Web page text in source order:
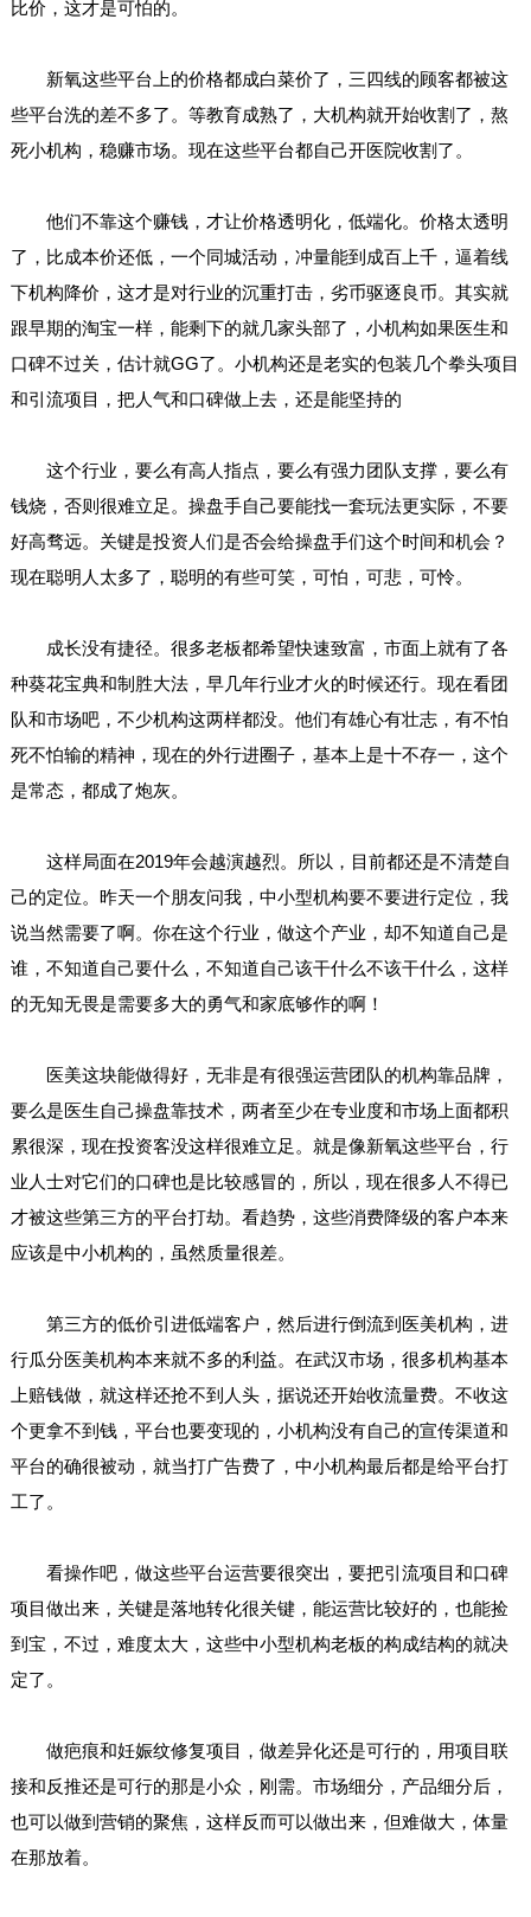
比价，这才是可怕的。
新氧这些平台上的价格都成白菜价了，三四线的顾客都被这
些平台洗的差不多了。等教育成熟了，大机构就开始收割了，熬
死小机构，稳赚市场。现在这些平台都自己开医院收割了。
他们不靠这个赚钱，才让价格透明化，低端化。价格太透明
了，比成本价还低，一个同城活动，冲量能到成百上千，逼着线
下机构降价，这才是对行业的沉重打击，劣币驱逐良币。其实就
跟早期的淘宝一样，能剩下的就几家头部了，小机构如果医生和
口碑不过关，估计就GG了。小机构还是老实的包装几个拳头项目
和引流项目，把人气和口碑做上去，还是能坚持的
这个行业，要么有高人指点，要么有强力团队支撑，要么有
钱烧，否则很难立足。操盘手自己要能找一套玩法更实际，不要
好高骛远。关键是投资人们是否会给操盘手们这个时间和机会？
现在聪明人太多了，聪明的有些可笑，可怕，可悲，可怜。
成长没有捷径。很多老板都希望快速致富，市面上就有了各
种葵花宝典和制胜大法，早几年行业才火的时候还行。现在看团
队和市场吧，不少机构这两样都没。他们有雄心有壮志，有不怕
死不怕输的精神，现在的外行进圈子，基本上是十不存一，这个
是常态，都成了炮灰。
这样局面在2019年会越演越烈。所以，目前都还是不清楚自
己的定位。昨天一个朋友问我，中小型机构要不要进行定位，我
说当然需要了啊。你在这个行业，做这个产业，却不知道自己是
谁，不知道自己要什么，不知道自己该干什么不该干什么，这样
的无知无畏是需要多大的勇气和家底够作的啊！
医美这块能做得好，无非是有很强运营团队的机构靠品牌，
要么是医生自己操盘靠技术，两者至少在专业度和市场上面都积
累很深，现在投资客没这样很难立足。就是像新氧这些平台，行
业人士对它们的口碑也是比较感冒的，所以，现在很多人不得已
才被这些第三方的平台打劫。看趋势，这些消费降级的客户本来
应该是中小机构的，虽然质量很差。
第三方的低价引进低端客户，然后进行倒流到医美机构，进
行瓜分医美机构本来就不多的利益。在武汉市场，很多机构基本
上赔钱做，就这样还抢不到人头，据说还开始收流量费。不收这
个更拿不到钱，平台也要变现的，小机构没有自己的宣传渠道和
平台的确很被动，就当打广告费了，中小机构最后都是给平台打
工了。
看操作吧，做这些平台运营要很突出，要把引流项目和口碑
项目做出来，关键是落地转化很关键，能运营比较好的，也能捡
到宝，不过，难度太大，这些中小型机构老板的构成结构的就决
定了。
做疤痕和妊娠纹修复项目，做差异化还是可行的，用项目联
接和反推还是可行的那是小众，刚需。市场细分，产品细分后，
也可以做到营销的聚焦，这样反而可以做出来，但难做大，体量
在那放着。